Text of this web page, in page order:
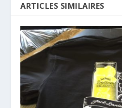
ARTICLES SIMILAIRES